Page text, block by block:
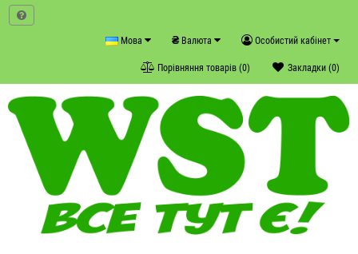
Особистий кабінет
₴ Валюта
Мова
Закладки (0)
Порівняння товарів (0)